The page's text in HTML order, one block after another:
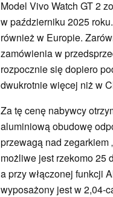
Model Vivo Watch GT 2
w październiku 2025
również w Europie.
zamówienia w
rozpocznie się dopiero
dwukrotnie więcej niż w
Za tę cenę nabywcy
aluminiową obudowę
przewagą nad zegarkiem
możliwe jest rzekomo 25
a przy włączonej funkcji
wyposażony jest w 2,04-